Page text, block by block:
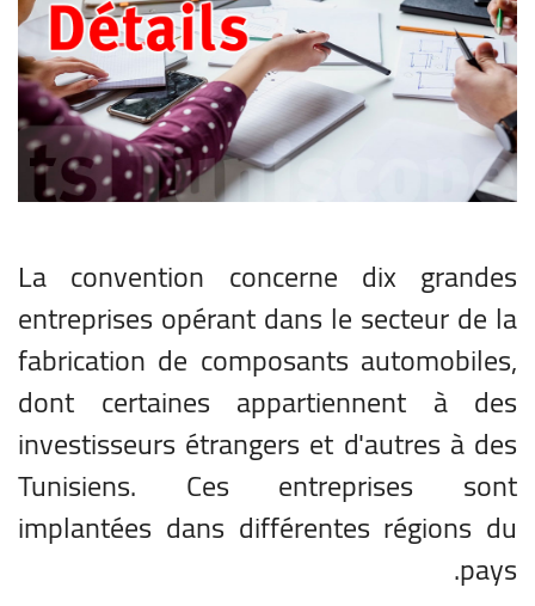
La convention concerne dix grandes
entreprises opérant dans le secteur de la
fabrication de composants automobiles,
dont certaines appartiennent à des
investisseurs étrangers et d'autres à des
Tunisiens. Ces entreprises sont
implantées dans différentes régions du
pays.